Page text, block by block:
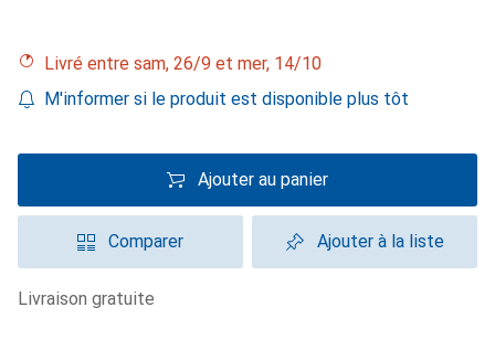
Livré entre sam, 26/9 et mer, 14/10
M'informer si le produit est disponible plus tôt
Ajouter au panier
Comparer Ajouter à la liste
livraison gratuite